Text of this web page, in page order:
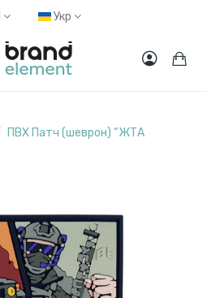
Укр
ПВХ Патч (шеврон) “ЖТА